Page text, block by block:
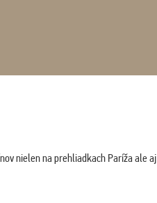
nielen na prehliadkach Paríža ale